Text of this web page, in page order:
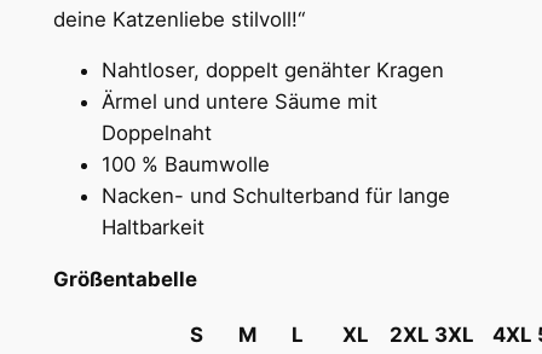
8
€
t
z
deine Katzenliebe stilvoll!“
Nahtloser, doppelt genähter Kragen
Ärmel und untere Säume mit
Doppelnaht
100 % Baumwolle
Nacken- und Schulterband für lange
Haltbarkeit
Größentabelle
S M L XL 2XL 3XL 4XL